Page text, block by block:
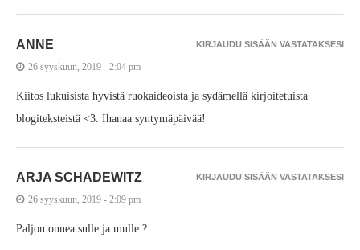
ANNE
26 syyskuun, 2019 - 2:04 pm
Kiitos lukuisista hyvistä ruokaideoista ja sydämellä kirjoitetuista
blogiteksteistä <3. Ihanaa syntymäpäivää!
KIRJAUDU SISÄÄN VASTATAKSESI
ARJA SCHADEWITZ
26 syyskuun, 2019 - 2:09 pm
Paljon onnea sulle ja mulle ?
KIRJAUDU SISÄÄN VASTATAKSESI